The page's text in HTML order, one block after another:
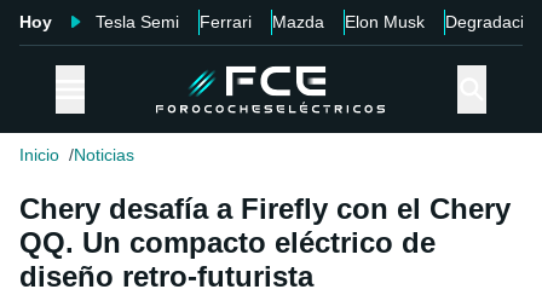
Hoy Tesla Semi Ferrari Mazda Elon Musk Degradación
Inicio Noticias
Chery desafía a Firefly con el Chery
QQ. Un compacto eléctrico de
diseño retro-futurista